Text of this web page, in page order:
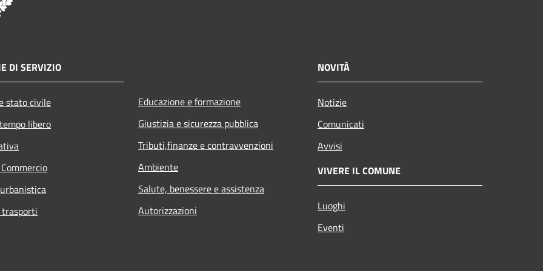
DI SERVIZIO
stato civile
libero
Educazione e formazione
Giustizia e sicurezza pubblica
Tributi,finanze e contravvenzioni
Ambiente
Salute, benessere e assistenza
Autorizzazioni
NOVITÀ
Notizie
Comunicati
Avvisi
VIVERE IL COMUNE
Luoghi
Eventi